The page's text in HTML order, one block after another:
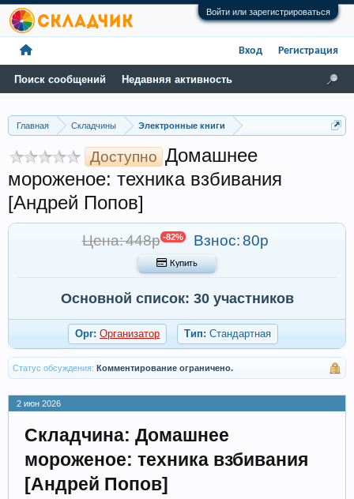
Войти или зарегистрироваться
Главная Складчины Электронные книги
Доступно Домашнее
мороженое: техника взбивания
[Андрей Попов]
Цена: 448р -82% Взнос:80р
 Купить
Основной список: 30 участников
Орг: Организатор Тип: Стандартная
Статус обсуждения: Комментирование ограничено.
2 июн 2026
Складчина: Домашнее
мороженое: техника взбивания
[Андрей Попов]
Поиск сообщений Недавняя активность
Вход Регистрация